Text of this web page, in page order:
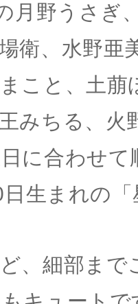
月野うさぎ
衛、水野亜
こと、土萠
みちる、火
に合わせて
生まれの
、細部まで